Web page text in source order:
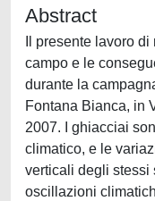
Abstract
Il presente lavoro
campo e le
durante la
Fontana Bianca, in
2007. I ghiacciai
climatico, e le
verticali degli stessi
oscillazioni